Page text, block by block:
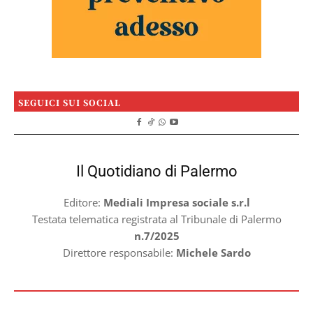
SEGUICI SUI SOCIAL
Il Quotidiano di Palermo
Editore: Mediali Impresa sociale s.r.l
Testata telematica registrata al Tribunale di Palermo
n.7/2025
Direttore responsabile: Michele Sardo